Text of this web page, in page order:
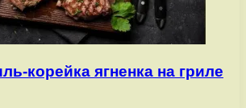
корейка ягненка на гриле